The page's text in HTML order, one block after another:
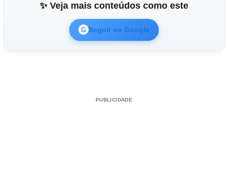
✨ Veja mais conteúdos como este
G Seguir no Google
PUBLICIDADE